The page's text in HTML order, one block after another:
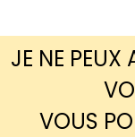
JE NE PEUX
VOUS